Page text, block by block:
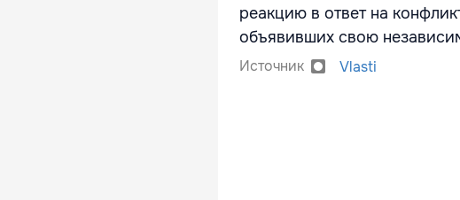
реакцию в ответ на
объявивших свою
Источник Vlasti